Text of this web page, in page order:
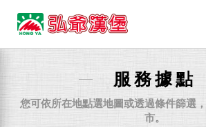
弘
爺
國
業
服務據點
您可依所在地點選地圖或透過條件篩選
市。